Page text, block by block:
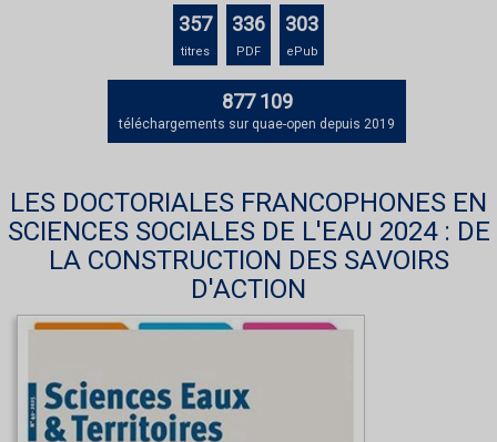
le
357
titres
336
PDF
303
ePub
877 109
téléchargements sur quae-open depuis 2019
LES DOCTORIALES FRANCOPHONES EN
SCIENCES SOCIALES DE L'EAU 2024 : DE
LA CONSTRUCTION DES SAVOIRS
D'ACTION